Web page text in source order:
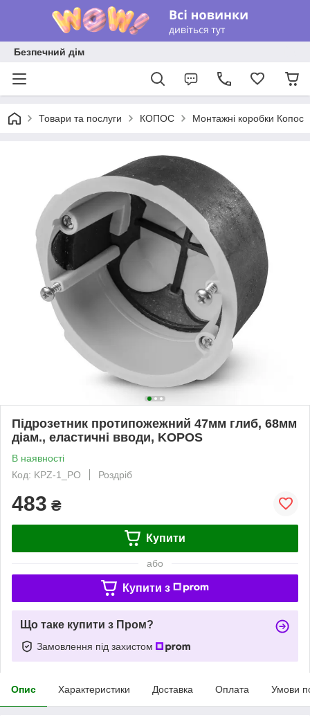
Безпечний дім
Товари та послуги КОПОС Монтажні коробки Копос
Підрозетник протипожежний 47мм глиб, 68мм
діам., еластичні вводи, KOPOS
В наявності
Код: KPZ-1_PO
Роздріб
483 ₴
Купити
або
Купити з
Що таке купити з Пром?
Замовлення під захистом
Опис Характеристики Доставка Оплата Умови